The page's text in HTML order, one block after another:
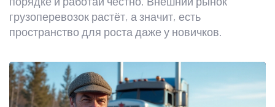
грузоперевозок растёт, а значит, есть
пространство для роста даже у новичков.